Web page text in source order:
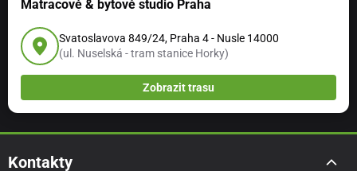
Matracové & bytové studio Praha
Svatoslavova 849/24, Praha 4 - Nusle 14000
(ul. Nuselská - tram stanice Horky)
Zobrazit trasu
Kontakty